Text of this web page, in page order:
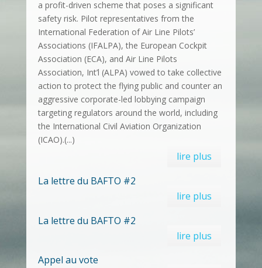
a profit-driven scheme that poses a significant
safety risk. Pilot representatives from the
International Federation of Air Line Pilots’
Associations (IFALPA), the European Cockpit
Association (ECA), and Air Line Pilots
Association, Int’l (ALPA) vowed to take collective
action to protect the flying public and counter an
aggressive corporate-led lobbying campaign
targeting regulators around the world, including
the International Civil Aviation Organization
(ICAO).(...)
lire plus
La lettre du BAFTO #2
lire plus
La lettre du BAFTO #2
lire plus
Appel au vote